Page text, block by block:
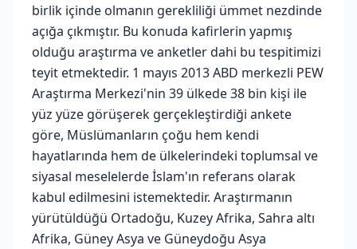
birlik içinde olmanın gerekliliği ümmet nezdinde
açığa çıkmıştır. Bu konuda kafirlerin yapmış
olduğu araştırma ve anketler dahi bu tespitimizi
teyit etmektedir. 1 mayıs 2013 ABD merkezli PEW
Araştırma Merkezi'nin 39 ülkede 38 bin kişi ile
yüz yüze görüşerek gerçekleştirdiği ankete
göre, Müslümanların çoğu hem kendi
hayatlarında hem de ülkelerindeki toplumsal ve
siyasal meselelerde İslam'ın referans olarak
kabul edilmesini istemektedir. Araştırmanın
yürütüldüğü Ortadoğu, Kuzey Afrika, Sahra altı
Afrika, Güney Asya ve Güneydoğu Asya